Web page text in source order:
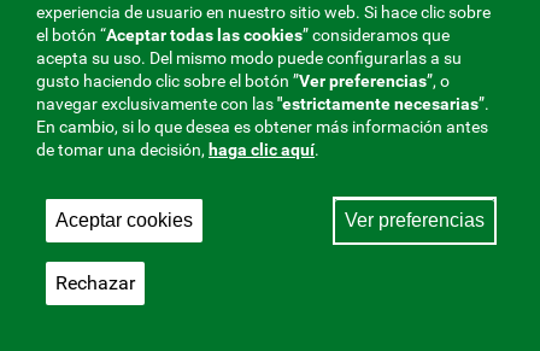
MENÚ
REDES
SOCIALES
V20
Aviso legal|Privacidad
Mutua Colaboradora con la Seguridad Social, 275.
experiencia de usuario en nuestro sitio web. Si hace clic sobre
el botón “Aceptar todas las cookies” consideramos que
acepta su uso. Del mismo modo puede configurarlas a su
gusto haciendo clic sobre el botón ”Ver preferencias”, o
navegar exclusivamente con las"estrictamentenecesarias”.
En cambio, si lo que desea es obtener más información antes
de tomar una decisión, haga clic aquí.
Aceptar cookies Ver preferencias
Rechazar